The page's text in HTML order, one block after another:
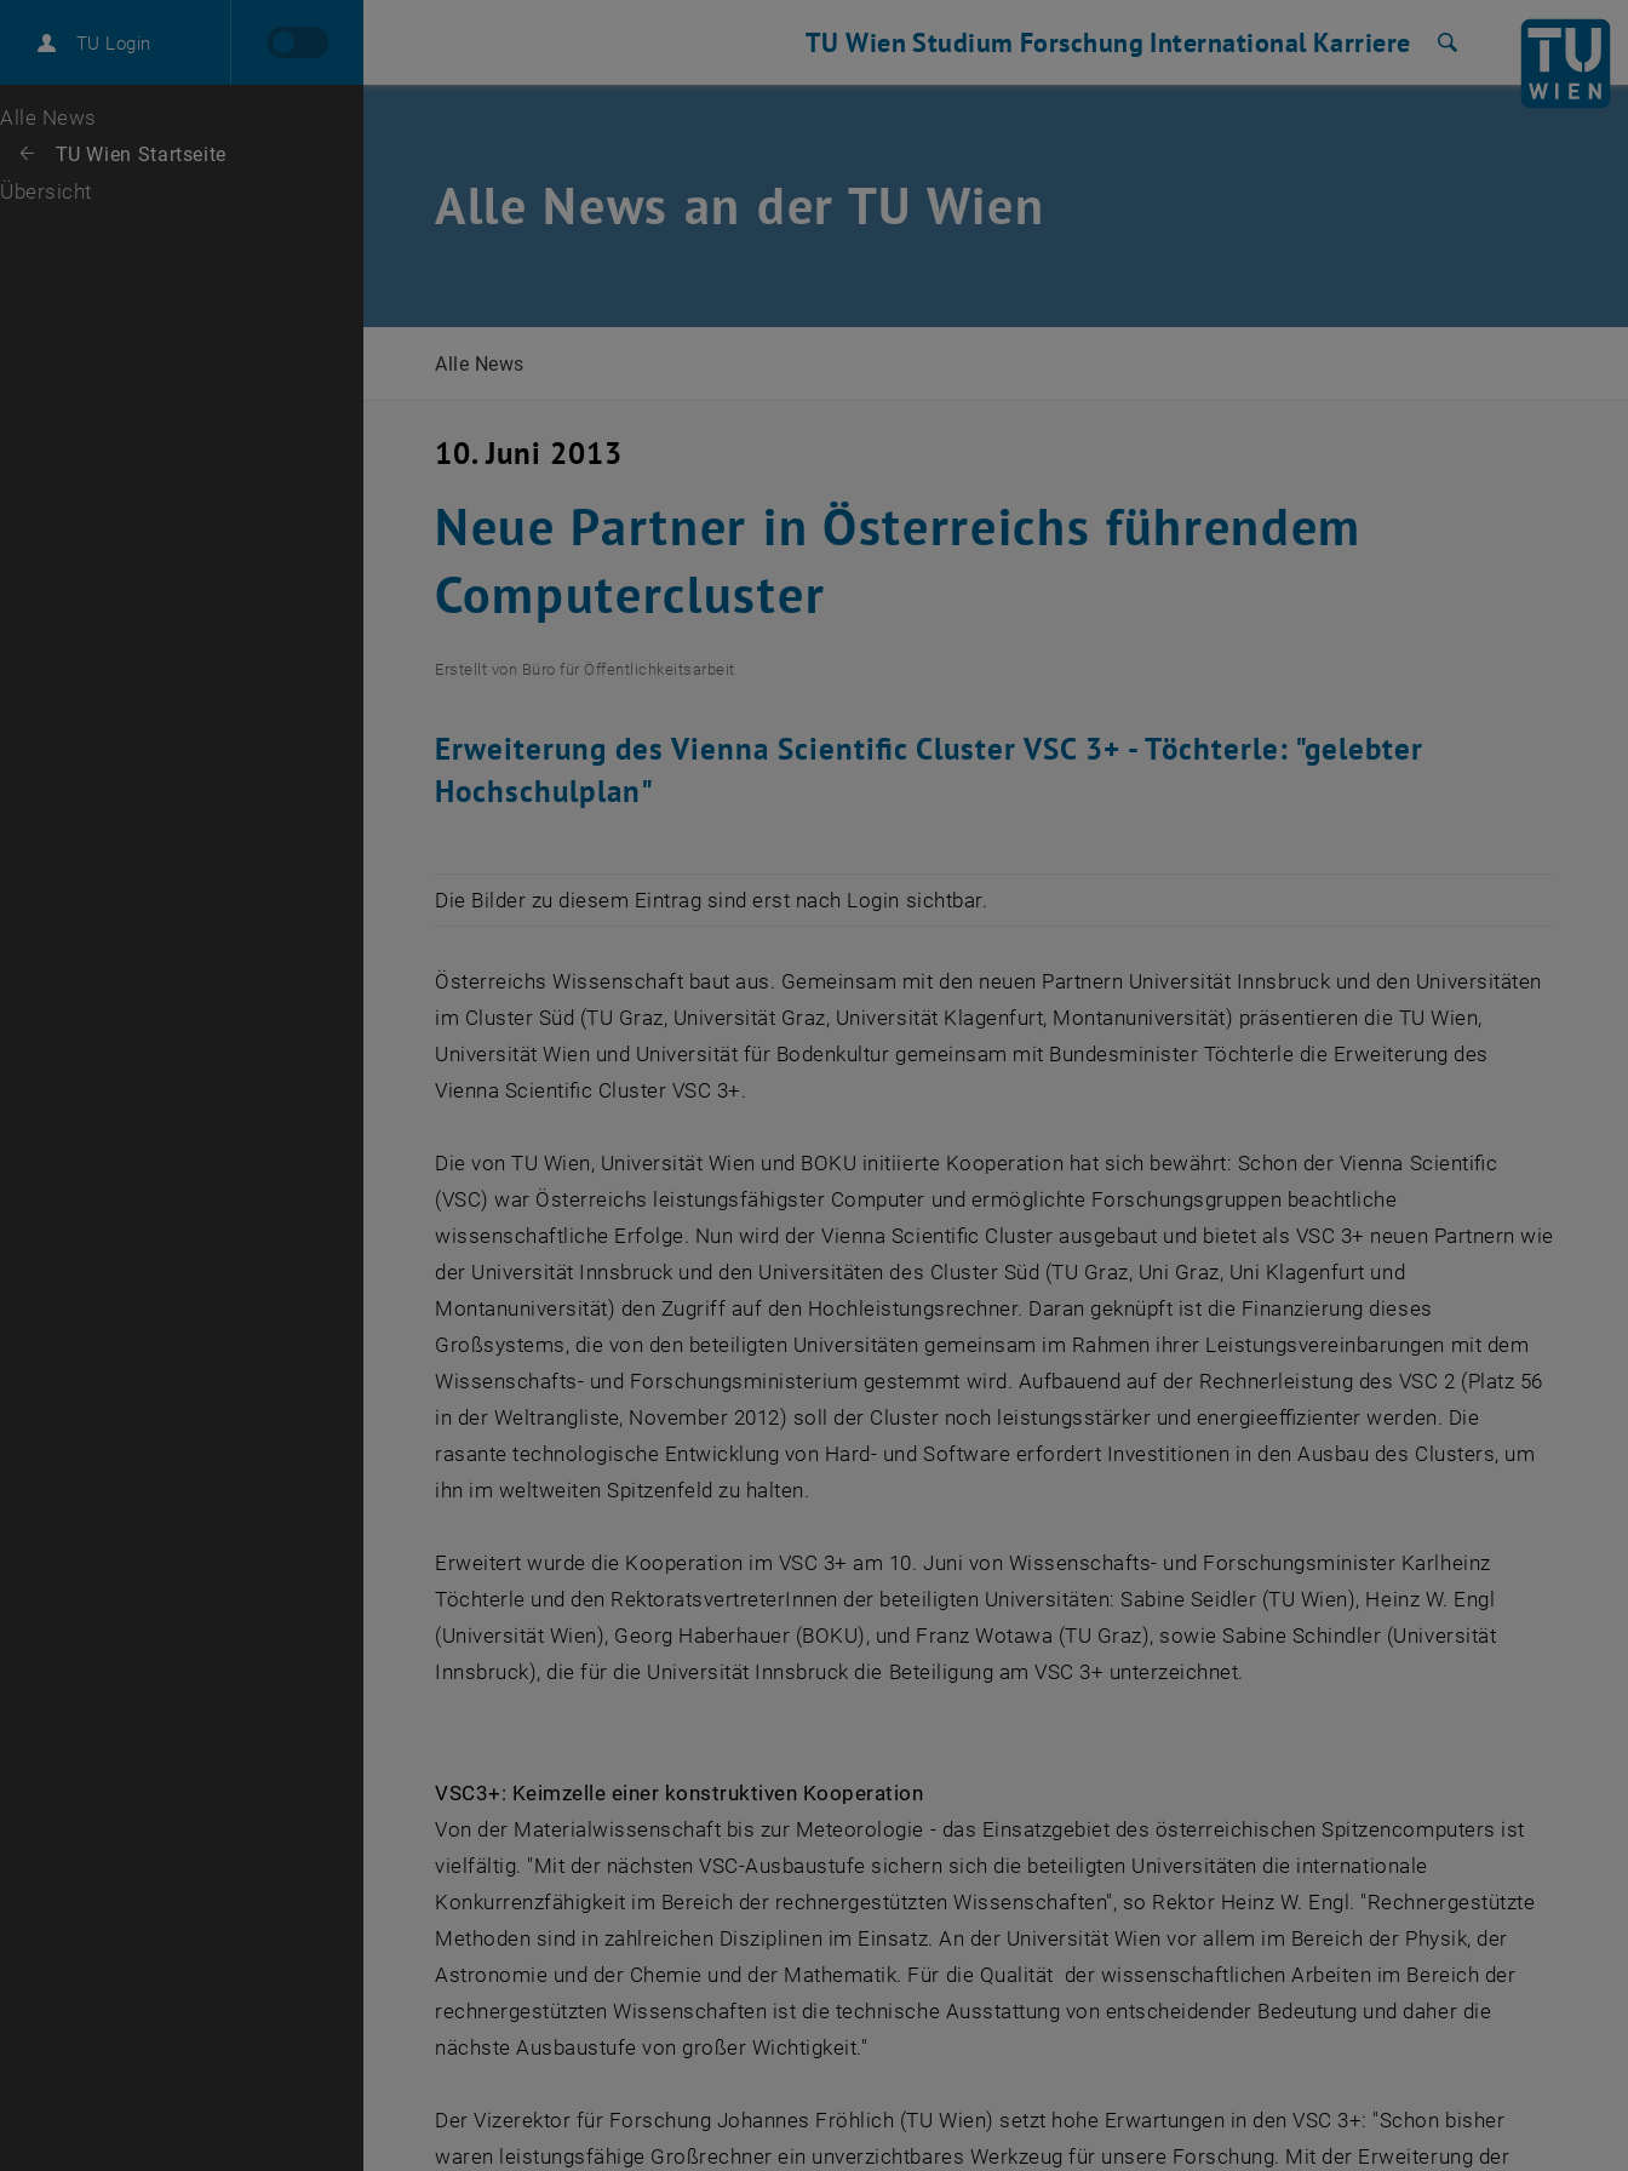
TU Login
Karriere
Zur 1. Menü Ebene
Alle News
Zurück: Subseiten von TU Wien Startseite auflisten
Zurück zur letzten Ebene:
TU Wien Startseite
Übersicht
TU Wien Studium Forschung International Karriere
Alle News an der TU Wien
Alle News
10. Juni 2013
Neue Partner in Österreichs führendem
Computercluster
Erstellt von Büro für Öffentlichkeitsarbeit
Erweiterung des Vienna Scientific Cluster VSC 3+ - Töchterle: "gelebter
Hochschulplan"
Die Bilder zu diesem Eintrag sind erst nach Login sichtbar.
Österreichs Wissenschaft baut aus. Gemeinsam mit den neuen Partnern Universität Innsbruck und den Universitäten
im Cluster Süd (TU Graz, Universität Graz, Universität Klagenfurt, Montanuniversität) präsentieren die TU Wien,
Universität Wien und Universität für Bodenkultur gemeinsam mit Bundesminister Töchterle die Erweiterung des
Vienna Scientific Cluster VSC 3+.
Die von TU Wien, Universität Wien und BOKU initiierte Kooperation hat sich bewährt: Schon der Vienna Scientific
(VSC) war Österreichs leistungsfähigster Computer und ermöglichte Forschungsgruppen beachtliche
wissenschaftliche Erfolge. Nun wird der Vienna Scientific Cluster ausgebaut und bietet als VSC 3+ neuen Partnern wie
der Universität Innsbruck und den Universitäten des Cluster Süd (TU Graz, Uni Graz, Uni Klagenfurt und
Montanuniversität) den Zugriff auf den Hochleistungsrechner. Daran geknüpft ist die Finanzierung dieses
Großsystems, die von den beteiligten Universitäten gemeinsam im Rahmen ihrer Leistungsvereinbarungen mit dem
Wissenschafts- und Forschungsministerium gestemmt wird. Aufbauend auf der Rechnerleistung des VSC 2 (Platz 56
in der Weltrangliste, November 2012) soll der Cluster noch leistungsstärker und energieeffizienter werden. Die
rasante technologische Entwicklung von Hard- und Software erfordert Investitionen in den Ausbau des Clusters, um
ihn im weltweiten Spitzenfeld zu halten.
Erweitert wurde die Kooperation im VSC 3+ am 10. Juni von Wissenschafts- und Forschungsminister Karlheinz
Töchterle und den RektoratsvertreterInnen der beteiligten Universitäten: Sabine Seidler (TU Wien), Heinz W. Engl
(Universität Wien), Georg Haberhauer (BOKU), und Franz Wotawa (TU Graz), sowie Sabine Schindler (Universität
Innsbruck), die für die Universität Innsbruck die Beteiligung am VSC 3+ unterzeichnet.
VSC3+: Keimzelle einer konstruktiven Kooperation
Von der Materialwissenschaft bis zur Meteorologie - das Einsatzgebiet des österreichischen Spitzencomputers ist
vielfältig. "Mit der nächsten VSC-Ausbaustufe sichern sich die beteiligten Universitäten die internationale
Konkurrenzfähigkeit im Bereich der rechnergestützten Wissenschaften", so Rektor Heinz W. Engl. "Rechnergestützte
Methoden sind in zahlreichen Disziplinen im Einsatz. An der Universität Wien vor allem im Bereich der Physik, der
Astronomie und der Chemie und der Mathematik. Für die Qualität der wissenschaftlichen Arbeiten im Bereich der
rechnergestützten Wissenschaften ist die technische Ausstattung von entscheidender Bedeutung und daher die
nächste Ausbaustufe von großer Wichtigkeit."
Der Vizerektor für Forschung Johannes Fröhlich (TU Wien) setzt hohe Erwartungen in den VSC 3+: "Schon bisher
waren leistungsfähige Großrechner ein unverzichtbares Werkzeug für unsere Forschung. Mit der Erweiterung der